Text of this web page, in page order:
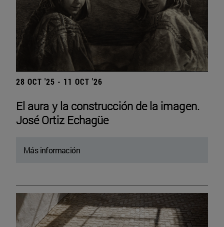
28 OCT '25 - 11 OCT '26
El aura y la construcción de la imagen.
José Ortiz Echagüe
Más información